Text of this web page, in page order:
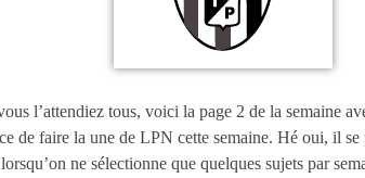
l’attendiez tous, voici la page 2 de la semaine
de faire la une de LPN cette semaine. Hé oui, il se
ne sélectionne que quelques sujets par